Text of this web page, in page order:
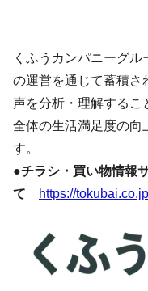
くふうカンパニーグ
の運営を通じて蓄積さ
声を分析・理解するこ
全体の生活満足度の向
す。
●チラシ・買い物情報
て
https://